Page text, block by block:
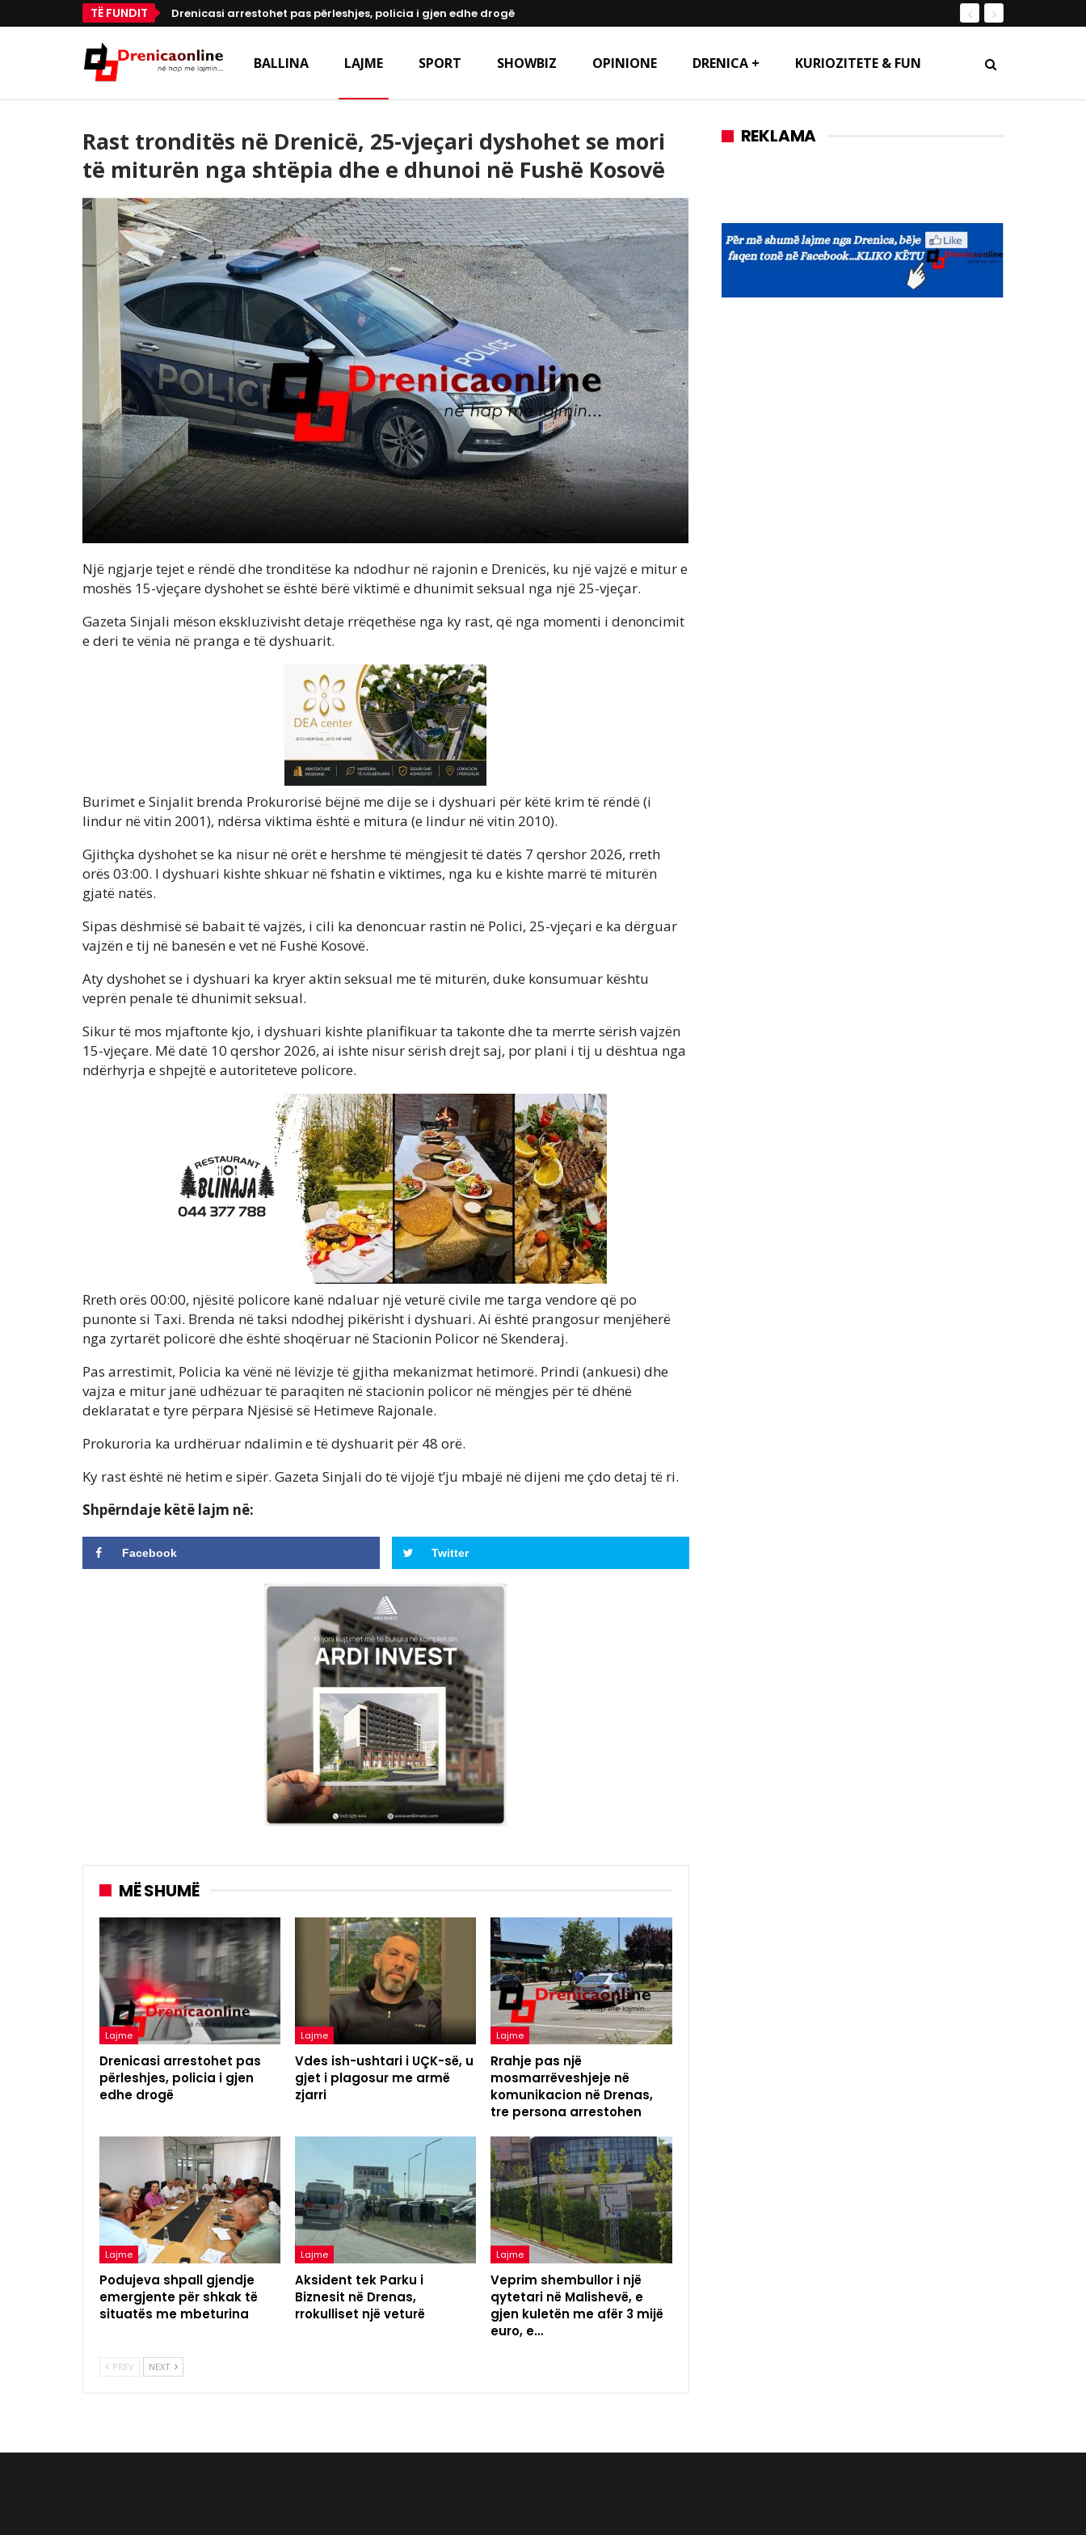
TË FUNDIT Drenicasi arrestohet pas përleshjes, policia i gjen edhe drogë
BALLINA LAJME SPORT SHOWBIZ OPINIONE DRENICA + KURIOZITETE & FUN
Rast tronditës në Drenicë, 25-vjeçari dyshohet se mori
të miturën nga shtëpia dhe e dhunoi në Fushë Kosovë
Një ngjarje tejet e rëndë dhe tronditëse ka ndodhur në rajonin e Drenicës, ku një vajzë e mitur e
moshës 15-vjeçare dyshohet se është bërë viktimë e dhunimit seksual nga një 25-vjeçar.
Gazeta Sinjali mëson ekskluzivisht detaje rrëqethëse nga ky rast, që nga momenti i denoncimit
e deri te vënia në pranga e të dyshuarit.
Burimet e Sinjalit brenda Prokurorisë bëjnë me dije se i dyshuari për këtë krim të rëndë (i
lindur në vitin 2001), ndërsa viktima është e mitura (e lindur në vitin 2010).
Gjithçka dyshohet se ka nisur në orët e hershme të mëngjesit të datës 7 qershor 2026, rreth
orës 03:00. I dyshuari kishte shkuar në fshatin e viktimes, nga ku e kishte marrë të miturën
gjatë natës.
Sipas dëshmisë së babait të vajzës, i cili ka denoncuar rastin në Polici, 25-vjeçari e ka dërguar
vajzën e tij në banesën e vet në Fushë Kosovë.
Aty dyshohet se i dyshuari ka kryer aktin seksual me të miturën, duke konsumuar kështu
veprën penale të dhunimit seksual.
Sikur të mos mjaftonte kjo, i dyshuari kishte planifikuar ta takonte dhe ta merrte sërish vajzën
15-vjeçare. Më datë 10 qershor 2026, ai ishte nisur sërish drejt saj, por plani i tij u dështua nga
ndërhyrja e shpejtë e autoriteteve policore.
Rreth orës 00:00, njësitë policore kanë ndaluar një veturë civile me targa vendore që po
punonte si Taxi. Brenda në taksi ndodhej pikërisht i dyshuari. Ai është prangosur menjëherë
nga zyrtarët policorë dhe është shoqëruar në Stacionin Policor në Skenderaj.
Pas arrestimit, Policia ka vënë në lëvizje të gjitha mekanizmat hetimorë. Prindi (ankuesi) dhe
vajza e mitur janë udhëzuar të paraqiten në stacionin policor në mëngjes për të dhënë
deklaratat e tyre përpara Njësisë së Hetimeve Rajonale.
Prokuroria ka urdhëruar ndalimin e të dyshuarit për 48 orë.
Ky rast është në hetim e sipër. Gazeta Sinjali do të vijojë t’ju mbajë në dijeni me çdo detaj të ri.
Shpërndaje këtë lajm në:
Facebook Twitter
MË SHUMË
Lajme
Drenicasi arrestohet pas
përleshjes, policia i gjen
edhe drogë
Lajme
Vdes ish-ushtari i UÇK-së, u
gjet i plagosur me armë
zjarri
Lajme
Rrahje pas një
mosmarrëveshjeje në
komunikacion në Drenas,
tre persona arrestohen
Lajme
Podujeva shpall gjendje
emergjente për shkak të
situatës me mbeturina
Lajme
Aksident tek Parku i
Biznesit në Drenas,
rrokulliset një veturë
Lajme
Veprim shembullor i një
qytetari në Malishevë, e
gjen kuletën me afër 3 mijë
euro, e…
PREV NEXT
REKLAMA